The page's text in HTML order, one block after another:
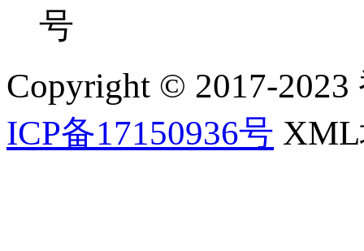
号
Copyright © 2017-2023
ICP备17150936号